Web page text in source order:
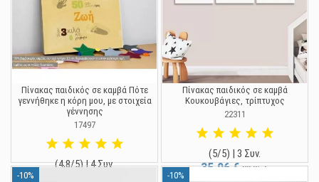
Πίνακας παιδικός σε καμβά Πότε
γεννήθηκε η κόρη μου, με στοιχεία
γέννησης
17497
(4,8/5) | 4 Συν.
Πίνακας παιδικός σε καμβά
Κουκουβάγιες, τρίπτυχος
22311
(5/5) | 3 Συν.
35,96 €39,95 €
-10% -10%